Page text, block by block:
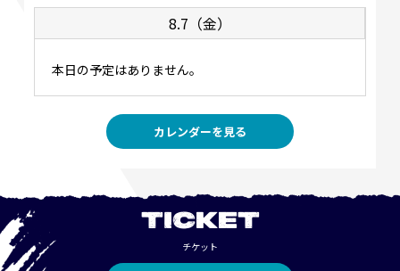
8.7（金）
本日の予定はありません。
カレンダーを見る
TICKET
チケット